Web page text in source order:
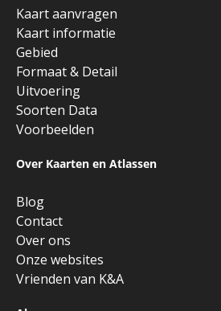
Kaart aanvragen
Kaart informatie
Gebied
Formaat & Detail
Uitvoering
Soorten Data
Voorbeelden
Over Kaarten en Atlassen
Blog
Contact
Over ons
Onze websites
Vrienden van K&A